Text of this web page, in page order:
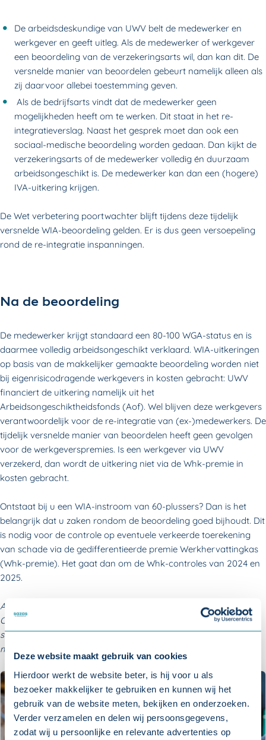
Deze website maakt gebruik van cookies
Hierdoor werkt de website beter, is hij voor u als
bezoeker makkelijker te gebruiken en kunnen wij het
gebruik van de website meten, bekijken en onderzoeken.
Verder verzamelen en delen wij persoonsgegevens,
zodat wij u persoonlijke en relevante advertenties op
De arbeidsdeskundige van UWV belt de medewerker en
werkgever en geeft uitleg. Als de medewerker of werkgever
een beoordeling van de verzekeringsarts wil, dan kan dit. De
versnelde manier van beoordelen gebeurt namelijk alleen als
zij daarvoor allebei toestemming geven.
Als de bedrijfsarts vindt dat de medewerker geen
mogelijkheden heeft om te werken. Dit staat in het re-
integratieverslag. Naast het gesprek moet dan ook een
sociaal-medische beoordeling worden gedaan. Dan kijkt de
verzekeringsarts of de medewerker volledig én duurzaam
arbeidsongeschikt is. De medewerker kan dan een (hogere)
IVA-uitkering krijgen.
De Wet verbetering poortwachter blijft tijdens deze tijdelijk
versnelde WIA-beoordeling gelden. Er is dus geen versoepeling
rond de re-integratie inspanningen.
Na de beoordeling
De medewerker krijgt standaard een 80-100 WGA-status en is
daarmee volledig arbeidsongeschikt verklaard. WIA-uitkeringen
op basis van de makkelijker gemaakte beoordeling worden niet
bij eigenrisicodragende werkgevers in kosten gebracht: UWV
financiert de uitkering namelijk uit het
Arbeidsongeschiktheidsfonds (Aof). Wel blijven deze werkgevers
verantwoordelijk voor de re-integratie van (ex-)medewerkers. De
tijdelijk versnelde manier van beoordelen heeft geen gevolgen
voor de werkgeverspremies. Is een werkgever via UWV
verzekerd, dan wordt de uitkering niet via de Whk-premie in
kosten gebracht.
Ontstaat bij u een WIA-instroom van 60-plussers? Dan is het
belangrijk dat u zaken rondom de beoordeling goed bijhoudt. Dit
is nodig voor de controle op eventuele verkeerde toerekening
van schade via de gedifferentieerde premie Werkhervattingkas
(Whk-premie). Het gaat dan om de Whk-controles van 2024 en
2025.
Aan deze informatie kunnen geen rechten worden ontleend.
Ondanks dat deze informatie met de grootste zorg is
samengesteld, kan het gebeuren dat bepaalde informatie niet
meer actueel is.